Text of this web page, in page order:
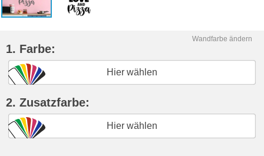
Wandfarbe ändern
1. Farbe:
Hier wählen
2. Zusatzfarbe:
Hier wählen